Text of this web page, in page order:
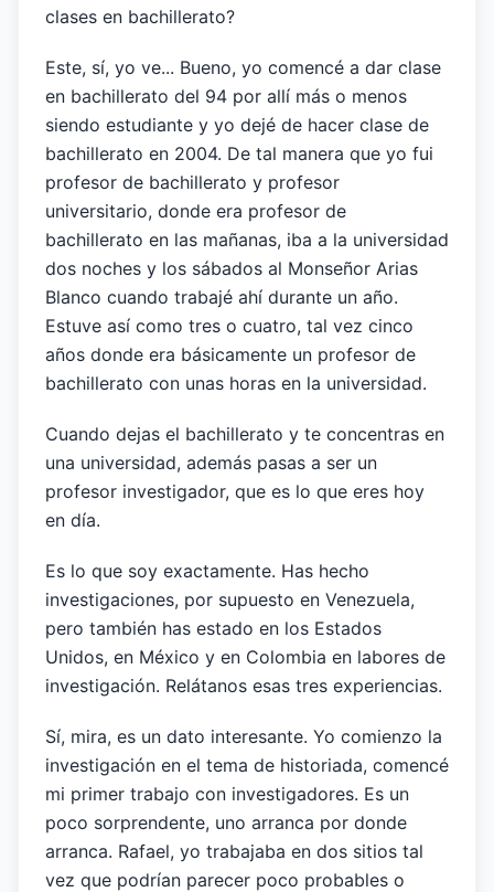
clases en bachillerato?
Este, sí, yo ve... Bueno, yo comencé a dar clase
en bachillerato del 94 por allí más o menos
siendo estudiante y yo dejé de hacer clase de
bachillerato en 2004. De tal manera que yo fui
profesor de bachillerato y profesor
universitario, donde era profesor de
bachillerato en las mañanas, iba a la universidad
dos noches y los sábados al Monseñor Arias
Blanco cuando trabajé ahí durante un año.
Estuve así como tres o cuatro, tal vez cinco
años donde era básicamente un profesor de
bachillerato con unas horas en la universidad.
Cuando dejas el bachillerato y te concentras en
una universidad, además pasas a ser un
profesor investigador, que es lo que eres hoy
en día.
Es lo que soy exactamente. Has hecho
investigaciones, por supuesto en Venezuela,
pero también has estado en los Estados
Unidos, en México y en Colombia en labores de
investigación. Relátanos esas tres experiencias.
Sí, mira, es un dato interesante. Yo comienzo la
investigación en el tema de historiada, comencé
mi primer trabajo con investigadores. Es un
poco sorprendente, uno arranca por donde
arranca. Rafael, yo trabajaba en dos sitios tal
vez que podrían parecer poco probables o